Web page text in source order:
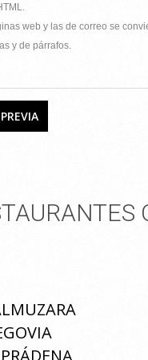
web y las de correo se
y de párrafos.